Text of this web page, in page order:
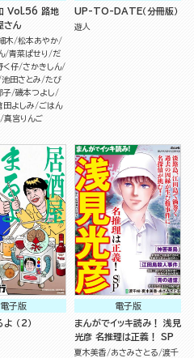
Vol.56 路地
さん
木
松本あやか
青菜ぱせり
だ
く仔 さかきしん
池田さとみ たび
子 磯本つよし
田よしみ
ごはん
真宮りんご
UP-TO-DATE（分冊版）
遊人
電子版
（2）
電子版
まんがでイッキ読み！ 浅見
光彦 名推理は正義！ SP
夏木美香 あさみさとる 渡千